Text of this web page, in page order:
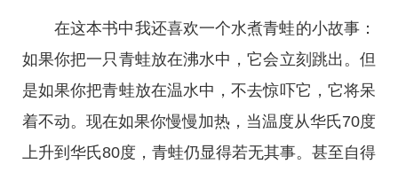
在这本书中我还喜欢一个水煮青蛙的小故事：
如果你把一只青蛙放在沸水中，它会立刻跳出。但
是如果你把青蛙放在温水中，不去惊吓它，它将呆
着不动。现在如果你慢慢加热，当温度从华氏70度
上升到华氏80度，青蛙仍显得若无其事。甚至自得